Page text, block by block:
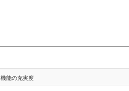
機能の充実度